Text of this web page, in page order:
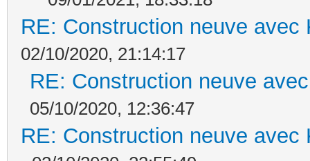
RE: Construction neuve avec
02/10/2020, 21:14:17
RE: Construction neuve
05/10/2020, 12:36:47
RE: Construction neuve avec